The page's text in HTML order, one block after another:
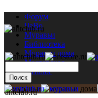
Форум
ЧаВо
Муравьи
Библиотека
Муравьи дома
Мастерская
Каталог
antclub.ru